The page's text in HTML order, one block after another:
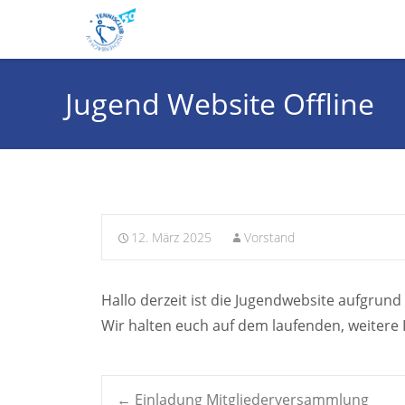
Jugend Website Offline
12. März 2025 Vorstand
Hallo derzeit ist die Jugendwebsite
Wir halten euch auf dem laufenden,
← Einladung Mitgliederversammlung